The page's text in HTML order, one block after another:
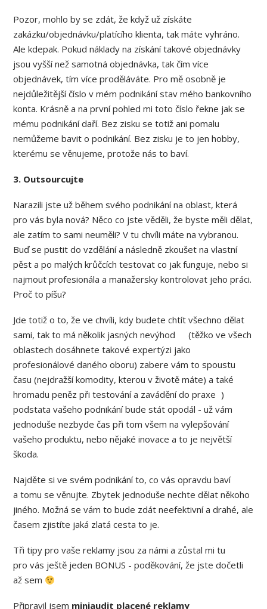
Pozor, mohlo by se zdát, že když už získáte
zakázku/objednávku/platícího klienta, tak máte vyhráno.
Ale kdepak. Pokud náklady na získání takové objednávky
jsou vyšší než samotná objednávka, tak čím více
objednávek, tím více proděláváte. Pro mě osobně je
nejdůležitější číslo v mém podnikání stav mého bankovního
konta. Krásně a na první pohled mi toto číslo řekne jak se
mému podnikání daří. Bez zisku se totiž ani pomalu
nemůžeme bavit o podnikání. Bez zisku je to jen hobby,
kterému se věnujeme, protože nás to baví.
3. Outsourcujte
Narazili jste už během svého podnikání na oblast, která
pro vás byla nová? Něco co jste věděli, že byste měli dělat,
ale zatím to sami neuměli? V tu chvíli máte na vybranou.
Buď se pustit do vzdělání a následně zkoušet na vlastní
pěst a po malých krůčcích testovat co jak funguje, nebo si
najmout profesionála a manažersky kontrolovat jeho práci.
Proč to píšu?
Jde totiž o to, že ve chvíli, kdy budete chtít všechno dělat
sami, tak to má několik jasných nevýhod (těžko ve všech
oblastech dosáhnete takové expertýzi jako
profesionálové daného oboru) zabere vám to spoustu
času (nejdražší komodity, kterou v životě máte) a také
hromadu peněz při testování a zavádění do praxe )
podstata vašeho podnikání bude stát opodál - už vám
jednoduše nezbyde čas při tom všem na vylepšování
vašeho produktu, nebo nějaké inovace a to je největší
škoda.
Najděte si ve svém podnikání to, co vás opravdu baví
a tomu se věnujte. Zbytek jednoduše nechte dělat někoho
jiného. Možná se vám to bude zdát neefektivní a drahé, ale
časem zjistíte jaká zlatá cesta to je.
Tři tipy pro vaše reklamy jsou za námi a zůstal mi tu
pro vás ještě jeden BONUS - poděkování, že jste dočetli
až sem
Připravil jsem miniaudit placené reklamy